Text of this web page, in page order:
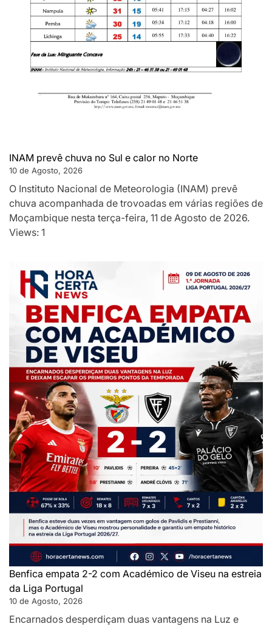
INAM prevê chuva no Sul e calor no Norte
10 de Agosto, 2026
O Instituto Nacional de Meteorologia (INAM) prevê
chuva acompanhada de trovoadas em várias regiões de
Moçambique nesta terça-feira, 11 de Agosto de 2026.
Views: 1
Benfica empata 2-2 com Académico de Viseu na estreia
da Liga Portugal
10 de Agosto, 2026
Encarnados desperdiçam duas vantagens na Luz e